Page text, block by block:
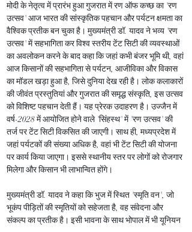
मोदी के नेतृत्व में प्रारंभ हुआ गुजरात में रण ऑफ कच्छ का 'रण
उत्सव' आज भारत की सांस्कृतिक पहचान और पर्यटन क्षमता का
वैश्विक प्रतीक बन चुका है। मुख्यमंत्री डॉ. यादव ने भव्य 'रण
उत्सव' में सहभागिता कर विश्व स्तरीय टेंट सिटी की व्यवस्थाओं
का अवलोकन करने के बाद कहा कि जहां कभी बंजर भूमि थी, वहां
आज किसानों की सहभागिता से पर्यटन, आजीविका और विकास
का मॉडल खड़ा हुआ है, जिसे दुनिया देख रही है। लोक कलाकारों
की जीवंत प्रस्तुतियां और गुजरात की समृद्ध संस्कृति, इस उत्सव
को विशिष्ट पहचान देती हैं। यह प्रेरक उदाहरण है। उज्जैन में
वर्ष-2028 में आयोजित होने वाले 'सिंहस्थ' में 'रण उत्सव' की
तर्ज पर टेंट सिटी विकसित की जाएगी। साथ ही, मध्यप्रदेश में
जहां पर्यटकों की संख्या अधिक है, वहां भी टेंट सिटी की योजना
पर कार्य किया जाएगा। इससे स्थानीय स्तर पर लोगों को रोजगार
मिलेगा और किसान भी लाभान्वित होंगे।
मुख्यमंत्री डॉ. यादव ने कहा कि भुज में स्थित 'स्मृति वन', जो
भूकंप पीड़ितों की स्मृतियों को सहेजता है, वह संवेदना और
संकल्प का प्रतीक है। इसी भावना के साथ भोपाल में भी यूनियन